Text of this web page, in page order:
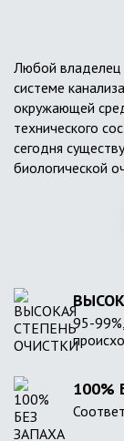
Любой владелец
системе
окружающей
технического
сегодня
биологической
95-
100%